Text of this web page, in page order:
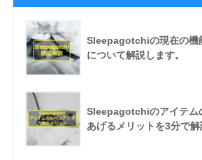
Sleepagotchiの現在の機
について解説します。
Sleepagotchiのアイテム
あげるメリットを3分で解